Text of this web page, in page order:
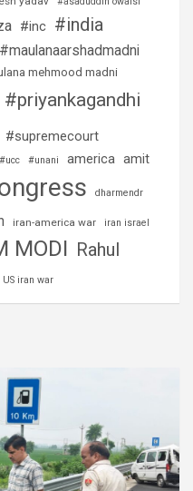
#inc #india
#maulanaarshadmadni
mehmood madni
#priyankagandhi
#supremecourt
#ucc #unani america amit
dharmendr
iran-america war iran israel
MODI Rahul
US iran war